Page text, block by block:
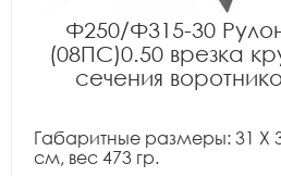
Ф250/Ф315-30
(08ПС)0.50 врезка
сечения
Габаритные размеры: 31 X
см, вес 473 гр.